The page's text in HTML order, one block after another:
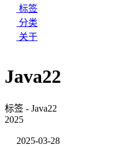
标签
分类
关于
Java22
标签 - Java22
2025
2025-03-28